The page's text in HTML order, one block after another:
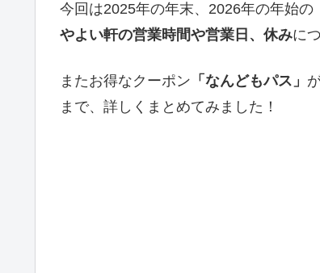
今回は2025年の年末、2026年の年始の
やよい軒の営業時間や営業日、休みに
またお得なクーポン 「なんどもパス」
まで、詳しくまとめてみました！